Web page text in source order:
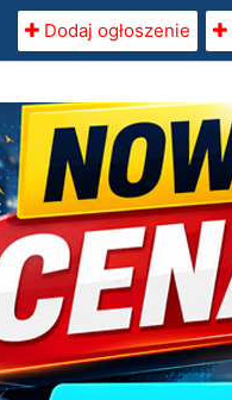
Dodaj ogłoszenie